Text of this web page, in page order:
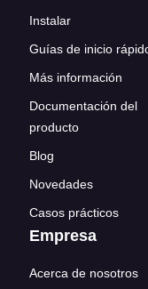
Instalar
Guías de inicio
Más información
Documentación del
producto
Blog
Novedades
Casos prácticos
Empresa
Acerca de nosotros